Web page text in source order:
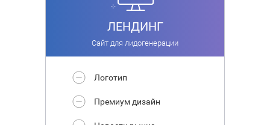
ЛЕНДИНГ
Сайт для лидогенерации
Логотип
Премиум дизайн